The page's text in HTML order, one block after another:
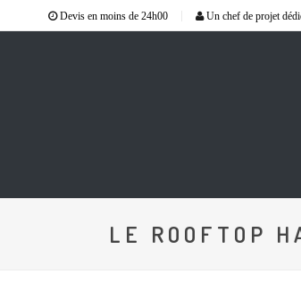
Devis en moins de 24h00 Un chef de projet
LE ROOFTOP